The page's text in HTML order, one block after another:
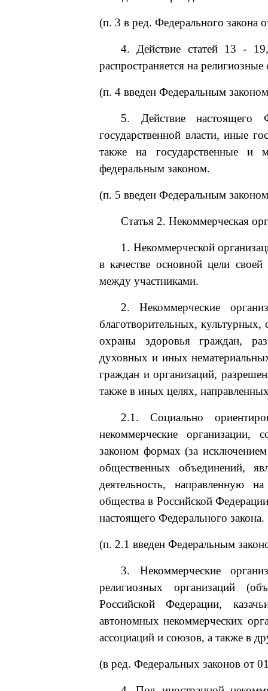
(п. 3 в ред. Федерального закона
4. Действие статей 13 -
распространяется на религиозные
(п. 4 введен Федеральным
5. Действие настоящего
государственной власти, иные
также на государственные и
федеральным законом.
(п. 5 введен Федеральным
Статья 2. Некоммерческая
1. Некоммерческой
в качестве основной цели
между участниками.
2. Некоммерческие
благотворительных, культурных,
охраны здоровья граждан,
духовных и иных
граждан и организаций,
также в иных целях,
2.1. Социально
некоммерческие
законом формах (за
общественных объединений,
деятельность, направленную
общества в Российской
настоящего Федерального закона.
(п. 2.1 введен Федеральным
3. Некоммерческие
религиозных организаций
Российской Федерации,
автономных некоммерческих
ассоциаций и союзов, а также в
(в ред. Федеральных законов от